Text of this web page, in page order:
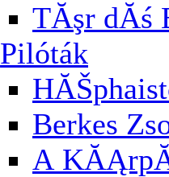
TĂşr dĂś
Pilóták
Berkes
A